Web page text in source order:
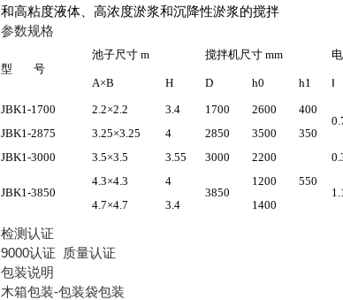
和高粘度液体、高浓度淤浆和沉降性淤浆的搅拌
参数规格
型 号
池子尺寸 m 搅拌机尺寸 mm
A×B H D h0 h1 Ⅰ
JBK1-1700
2.2×2.2 3.4 1700 2600
400
JBK1-2875
3.25×3.25 4 2850 3500 350
JBK1-3000
3.5×3.5 3.55 3000
2200
550
JBK1-3850
4.3×4.3
4
3850
1200
4.7×4.7
3.4 1400
检测认证
9000认证 质量认证
包装说明
木箱包装-包装袋包装